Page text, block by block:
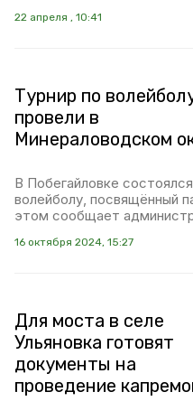
22 апреля , 10:41
Турнир по
провели в
Минераловодском
В Побегайловке
волейболу, посвящённый
этом сообщает
16 октября 2024, 15:27
Для моста в селе
Ульяновка готовят
документы на
проведение